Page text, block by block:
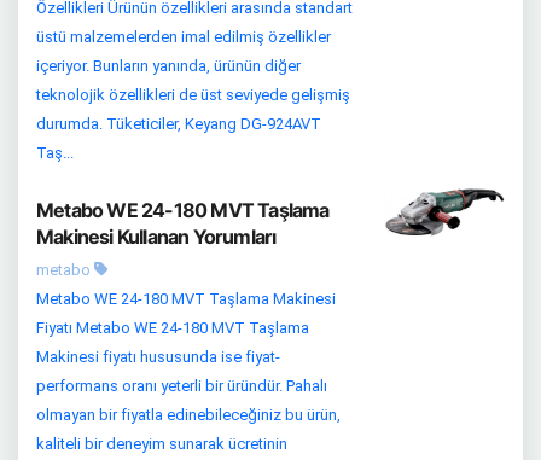
Özellikleri Ürünün özellikleri arasında standart
üstü malzemelerden imal edilmiş özellikler
içeriyor. Bunların yanında, ürünün diğer
teknolojik özellikleri de üst seviyede gelişmiş
durumda. Tüketiciler, Keyang DG-924AVT
Taş...
Metabo WE 24-180 MVT Taşlama
Makinesi Kullanan Yorumları
metabo
Metabo WE 24-180 MVT Taşlama Makinesi
Fiyatı Metabo WE 24-180 MVT Taşlama
Makinesi fiyatı hususunda ise fiyat-
performans oranı yeterli bir üründür. Pahalı
olmayan bir fiyatla edinebileceğiniz bu ürün,
kaliteli bir deneyim sunarak ücretinin